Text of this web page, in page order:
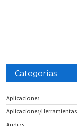
Categorías
Aplicaciones
Aplicaciones/Herramientas
Audios